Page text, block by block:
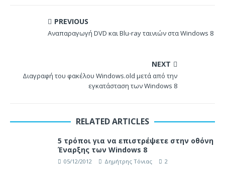
PREVIOUS
Αναπαραγωγή DVD και Blu-ray ταινιών στα Windows 8
NEXT
Διαγραφή του φακέλου Windows.old μετά από την
εγκατάσταση των Windows 8
RELATED ARTICLES
5 τρόποι για να επιστρέψετε στην οθόνη
Έναρξης των Windows 8
05/12/2012 Δημήτρης Τόνιας 2